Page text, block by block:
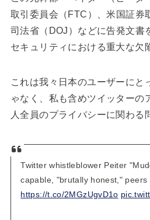
取引委員会（FTC）、米国証券
司法省（DOJ）などに告発文書
セキュリティにおける重大な欠
これは我々日本のユーザーにと
ゃなく、私も含めツイッターの
人全員のプライバシーに関わる
Twitter whistleblower Peiter
capable, "brutally honest," peers
https://t.co/2MGzUgvD1o